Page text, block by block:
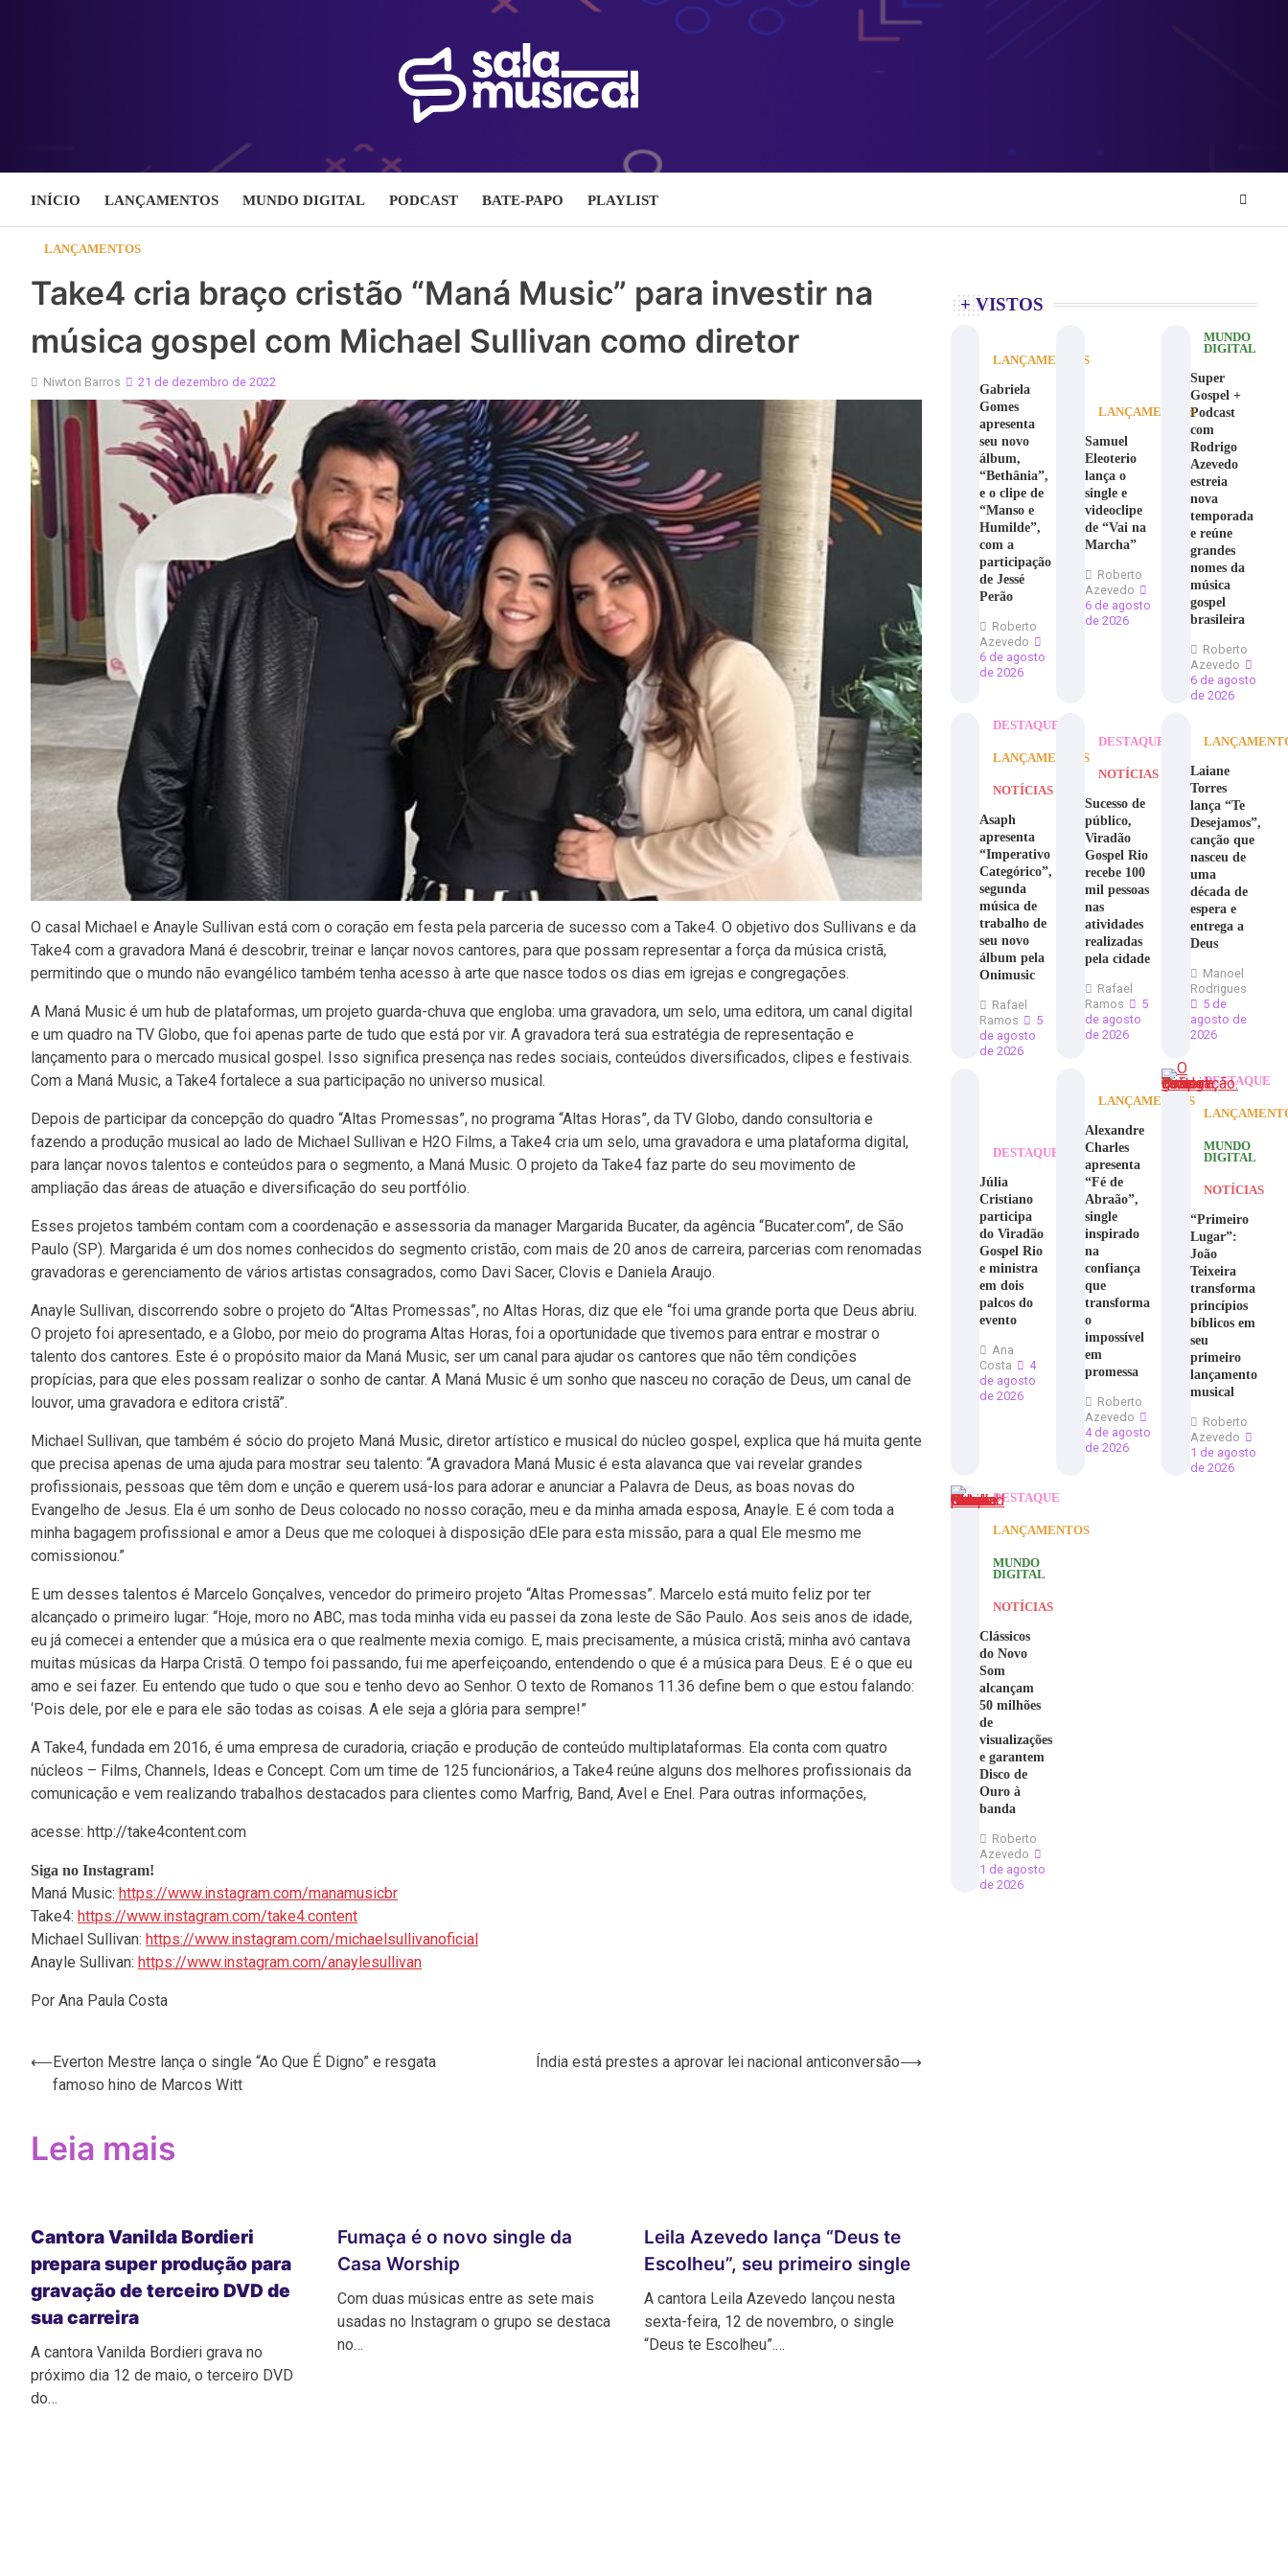
INÍCIO LANÇAMENTOS MUNDO DIGITAL PODCAST BATE-PAPO PLAYLIST
LANÇAMENTOS
Take4 cria braço cristão “Maná Music” para investir na
música gospel com Michael Sullivan como diretor
Niwton Barros 21 de dezembro de 2022
O casal Michael e Anayle Sullivan está com o coração em festa pela parceria de sucesso com a Take4. O objetivo dos Sullivans e da
Take4 com a gravadora Maná é descobrir, treinar e lançar novos cantores, para que possam representar a força da música cristã,
permitindo que o mundo não evangélico também tenha acesso à arte que nasce todos os dias em igrejas e congregações.
A Maná Music é um hub de plataformas, um projeto guarda-chuva que engloba: uma gravadora, um selo, uma editora, um canal digital
e um quadro na TV Globo, que foi apenas parte de tudo que está por vir. A gravadora terá sua estratégia de representação e
lançamento para o mercado musical gospel. Isso significa presença nas redes sociais, conteúdos diversificados, clipes e festivais.
Com a Maná Music, a Take4 fortalece a sua participação no universo musical.
Depois de participar da concepção do quadro “Altas Promessas”, no programa “Altas Horas”, da TV Globo, dando consultoria e
fazendo a produção musical ao lado de Michael Sullivan e H2O Films, a Take4 cria um selo, uma gravadora e uma plataforma digital,
para lançar novos talentos e conteúdos para o segmento, a Maná Music. O projeto da Take4 faz parte do seu movimento de
ampliação das áreas de atuação e diversificação do seu portfólio.
Esses projetos também contam com a coordenação e assessoria da manager Margarida Bucater, da agência “Bucater.com”, de São
Paulo (SP). Margarida é um dos nomes conhecidos do segmento cristão, com mais de 20 anos de carreira, parcerias com renomadas
gravadoras e gerenciamento de vários artistas consagrados, como Davi Sacer, Clovis e Daniela Araujo.
Anayle Sullivan, discorrendo sobre o projeto do “Altas Promessas”, no Altas Horas, diz que ele “foi uma grande porta que Deus abriu.
O projeto foi apresentado, e a Globo, por meio do programa Altas Horas, foi a oportunidade que tivemos para entrar e mostrar o
talento dos cantores. Este é o propósito maior da Maná Music, ser um canal para ajudar os cantores que não têm condições
propícias, para que eles possam realizar o sonho de cantar. A Maná Music é um sonho que nasceu no coração de Deus, um canal de
louvor, uma gravadora e editora cristã”.
Michael Sullivan, que também é sócio do projeto Maná Music, diretor artístico e musical do núcleo gospel, explica que há muita gente
que precisa apenas de uma ajuda para mostrar seu talento: “A gravadora Maná Music é esta alavanca que vai revelar grandes
profissionais, pessoas que têm dom e unção e querem usá-los para adorar e anunciar a Palavra de Deus, as boas novas do
Evangelho de Jesus. Ela é um sonho de Deus colocado no nosso coração, meu e da minha amada esposa, Anayle. E é com toda a
minha bagagem profissional e amor a Deus que me coloquei à disposição dEle para esta missão, para a qual Ele mesmo me
comissionou.”
E um desses talentos é Marcelo Gonçalves, vencedor do primeiro projeto “Altas Promessas”. Marcelo está muito feliz por ter
alcançado o primeiro lugar: “Hoje, moro no ABC, mas toda minha vida eu passei da zona leste de São Paulo. Aos seis anos de idade,
eu já comecei a entender que a música era o que realmente mexia comigo. E, mais precisamente, a música cristã; minha avó cantava
muitas músicas da Harpa Cristã. O tempo foi passando, fui me aperfeiçoando, entendendo o que é a música para Deus. E é o que eu
amo e sei fazer. Eu entendo que tudo o que sou e tenho devo ao Senhor. O texto de Romanos 11.36 define bem o que estou falando:
‘Pois dele, por ele e para ele são todas as coisas. A ele seja a glória para sempre!”
A Take4, fundada em 2016, é uma empresa de curadoria, criação e produção de conteúdo multiplataformas. Ela conta com quatro
núcleos – Films, Channels, Ideas e Concept. Com um time de 125 funcionários, a Take4 reúne alguns dos melhores profissionais da
comunicação e vem realizando trabalhos destacados para clientes como Marfrig, Band, Avel e Enel. Para outras informações,
acesse: http://take4content.com
Siga no Instagram!
Maná Music: https://www.instagram.com/manamusicbr
Take4: https://www.instagram.com/take4.content
Michael Sullivan: https://www.instagram.com/michaelsullivanoficial
Anayle Sullivan: https://www.instagram.com/anaylesullivan
Por Ana Paula Costa
Navegação
⟵ Everton Mestre lança o single “Ao Que É Digno” e resgata
famoso hino de Marcos Witt
Índia está prestes a aprovar lei nacional anticonversão⟶
Leia mais
Cantora Vanilda Bordieri
prepara super produção para
gravação de terceiro DVD de
sua carreira
A cantora Vanilda Bordieri grava no
próximo dia 12 de maio, o terceiro DVD
do…
Fumaça é o novo single da
Casa Worship
Com duas músicas entre as sete mais
usadas no Instagram o grupo se destaca
no…
Leila Azevedo lança “Deus te
Escolheu”, seu primeiro single
A cantora Leila Azevedo lançou nesta
sexta-feira, 12 de novembro, o single
“Deus te Escolheu”.…
+ VISTOS
LANÇAMENTOS
Gabriela
Gomes
apresenta
seu novo
álbum,
“Bethânia”,
e o clipe de
“Manso e
Humilde”,
com a
participação
de Jessé
Perão
Roberto
Azevedo
6 de agosto
de 2026
LANÇAMENTOS
Samuel
Eleoterio
lança o
single e
videoclipe
de “Vai na
Marcha”
Roberto
Azevedo
6 de agosto
de 2026
MUNDO
DIGITAL
Super
Gospel +
Podcast
com
Rodrigo
Azevedo
estreia
nova
temporada
e reúne
grandes
nomes da
música
gospel
brasileira
Roberto
Azevedo
6 de agosto
de 2026
DESTAQUE
LANÇAMENTOS
NOTÍCIAS
Asaph
apresenta
“Imperativo
Categórico”,
segunda
música de
trabalho de
seu novo
álbum pela
Onimusic
Rafael
Ramos
5
de agosto
de 2026
DESTAQUE
NOTÍCIAS
Sucesso de
público,
Viradão
Gospel Rio
recebe 100
mil pessoas
nas
atividades
realizadas
pela cidade
Rafael
Ramos
5
de agosto
de 2026
Laiane
Torres
lança “Te
Desejamos”,
canção que
nasceu de
uma
década de
espera e
entrega a
Deus
Manoel
Rodrigues
5 de
agosto de
2026
DESTAQUE
Júlia
Cristiano
participa
do Viradão
Gospel Rio
e ministra
em dois
palcos do
evento
Ana
Costa
4
de agosto
de 2026
LANÇAMENTOS
Alexandre
Charles
apresenta
“Fé de
Abraão”,
single
inspirado
na
confiança
que
transforma
o
impossível
em
promessa
Roberto
Azevedo
4 de agosto
de 2026
DESTAQUE
MUNDO
DIGITAL
NOTÍCIAS
“Primeiro
Lugar”:
João
Teixeira
transforma
princípios
bíblicos em
seu
primeiro
lançamento
musical
Roberto
Azevedo
1 de agosto
de 2026
DESTAQUE
LANÇAMENTOS
MUNDO
DIGITAL
NOTÍCIAS
Clássicos
do Novo
Som
alcançam
50 milhões
de
visualizações
e garantem
Disco de
Ouro à
banda
Roberto
Azevedo
1 de agosto
de 2026